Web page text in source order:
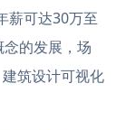
薪可达30万至
的发展，场
筑设计可视化